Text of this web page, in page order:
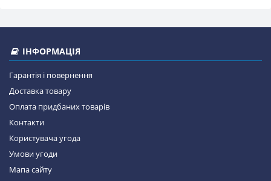
ІНФОРМАЦІЯ
Гарантія і повернення
Доставка товару
Оплата придбаних товарів
Контакти
Користувача угода
Умови угоди
Мапа сайту